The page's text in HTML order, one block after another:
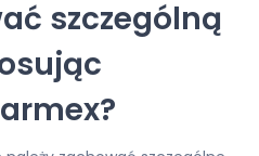
szczególną